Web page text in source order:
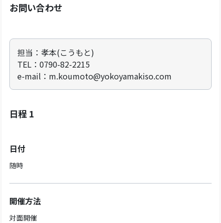
お問い合わせ
担当：孝本(こうもと)
TEL：0790-82-2215
e-mail：m.koumoto@yokoyamakiso.com
日程 1
日付
随時
開催方法
対面開催